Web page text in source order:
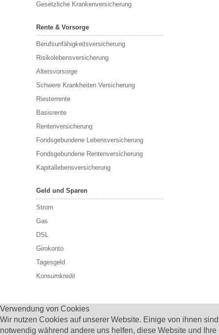
Gesetzliche Krankenversicherung
Rente & Vorsorge
Berufs­unfähigkeitsversicherung
Risikolebensversicherung
Altersvorsorge
Schwere Krankheiten Versicherung
Riesterrente
Basisrente
Rentenversicherung
Fondsgebundene Lebensversicherung
Fondsgebundene Rentenversicherung
Kapitallebensversicherung
Geld und Sparen
Strom
Gas
DSL
Girokonto
Tagesgeld
Konsumkredit
Verwendung von Cookies
Wir nutzen Cookies auf unserer Website. Einige von ihnen sind
notwendig während andere uns helfen, diese Website und Ihre